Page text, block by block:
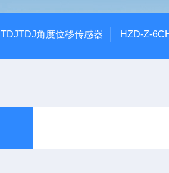
TDJTDJ角度位移传感器 HZD-Z-